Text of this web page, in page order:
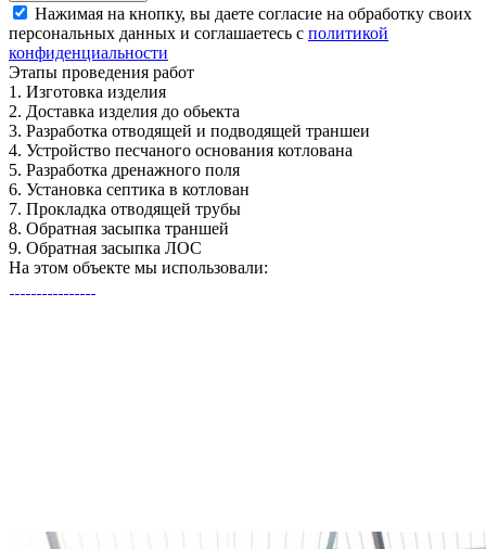
Нажимая на кнопку, вы даете согласие на обработку своих
персональных данных и соглашаетесь с политикой
конфиденциальности
Этапы проведения работ
1. Изготовка изделия
2. Доставка изделия до обьекта
3. Разработка отводящей и подводящей траншеи
4. Устройство песчаного основания котлована
5. Разработка дренажного поля
6. Установка септика в котлован
7. Прокладка отводящей трубы
8. Обратная засыпка траншей
9. Обратная засыпка ЛОС
На этом объекте мы использовали: